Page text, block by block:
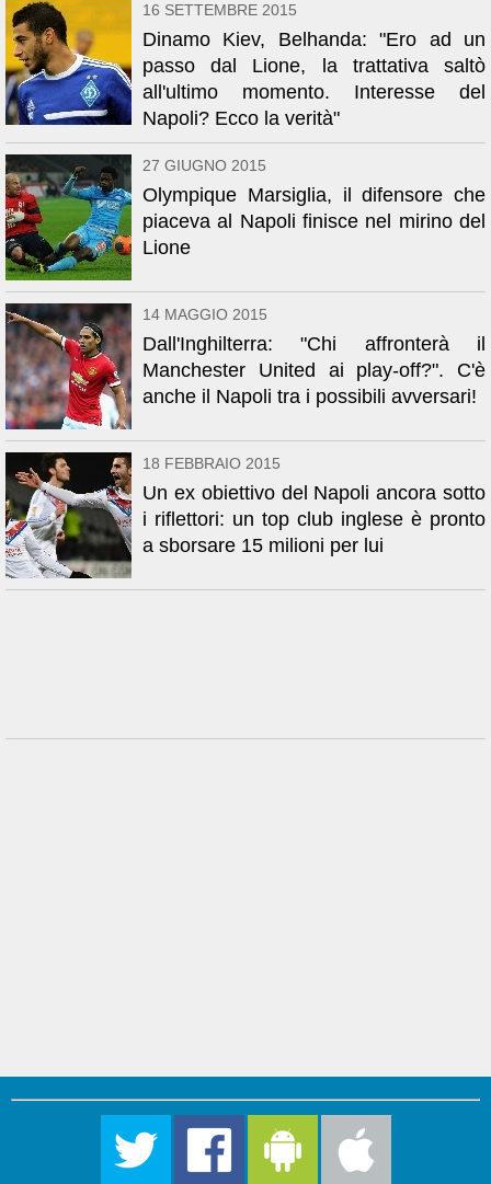
16 SETTEMBRE 2015
Dinamo Kiev, Belhanda: "Ero ad un
passo dal Lione, la trattativa saltò
all'ultimo momento. Interesse del
Napoli? Ecco la verità"
27 GIUGNO 2015
Olympique Marsiglia, il difensore che
piaceva al Napoli finisce nel mirino del
Lione
14 MAGGIO 2015
Dall'Inghilterra: "Chi affronterà il
Manchester United ai play-off?". C'è
anche il Napoli tra i possibili avversari!
18 FEBBRAIO 2015
Un ex obiettivo del Napoli ancora sotto
i riflettori: un top club inglese è pronto
a sborsare 15 milioni per lui